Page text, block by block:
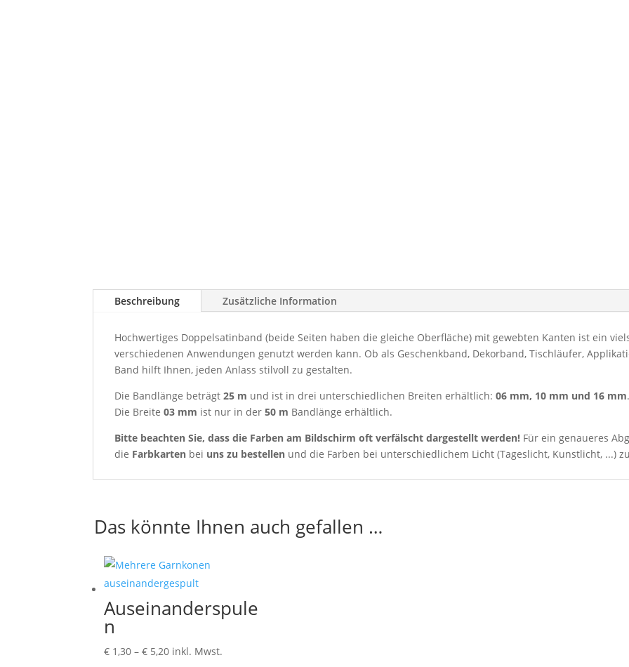
Beschreibung Zusätzliche Information
Hochwertiges Doppelsatinband (beide Seiten haben die gleiche Oberfläche) mit gewebten Kanten ist ein
verschiedenen Anwendungen genutzt werden kann. Ob als Geschenkband, Dekorband, Tischläufer,
Band hilft Ihnen, jeden Anlass stilvoll zu gestalten.
Die Bandlänge beträgt 25 m und ist in drei unterschiedlichen Breiten erhältlich: 06 mm, 10 mm und 16 mm.
Die Breite 03 mm ist nur in der 50 m Bandlänge erhältlich.
Bitte beachten Sie, dass die Farben am Bildschirm oft verfälscht dargestellt werden! Für ein genaueres
die Farbkarten bei uns zu bestellen und die Farben bei unterschiedlichem Licht (Tageslicht, Kunstlicht, ...)
Das könnte Ihnen auch gefallen …
Auseinanderspule
n
€ 1,30 –€ 5,20Preisspanne:
inkl. Mwst.